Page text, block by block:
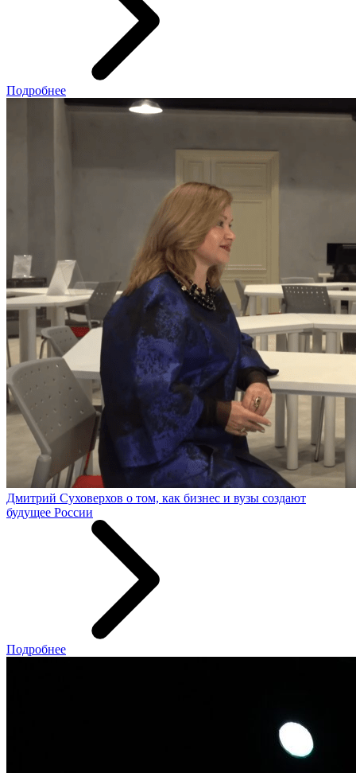
Подробнее
Дмитрий Суховерхов о том, как бизнес и вузы создают
будущее России
Подробнее